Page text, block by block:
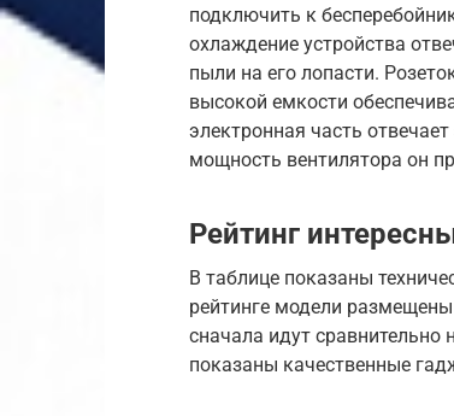
подключить к
охлаждение устройства
пыли на его лопасти.
высокой емкости
электронная часть
мощность вентилятора он
Рейтинг
В таблице показаны
рейтинге модели
сначала идут сравнительно
показаны качественные